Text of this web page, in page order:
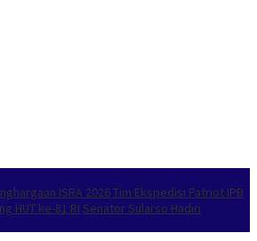
ISRA 2026Tim Ekspedisi Patriot IPB
HUT ke-81 RI Senator Sularso Hadiri